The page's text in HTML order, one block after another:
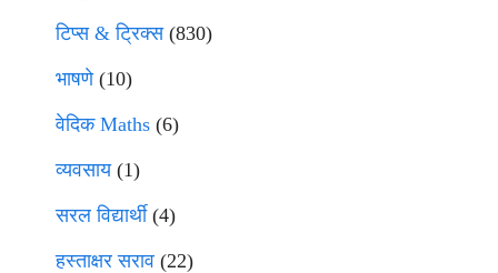
टिप्स & ट्रिक्स(830)
भाषणे(10)
वेदिक Maths (6)
व्यवसाय(1)
सरल विद्यार्थी(4)
हस्ताक्षर सराव (22)